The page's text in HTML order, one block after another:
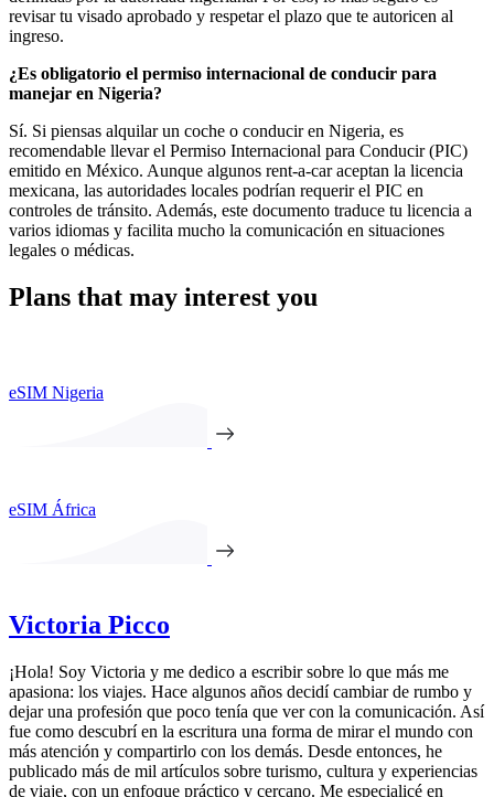
revisar tu visado aprobado y respetar el plazo que te autoricen al
ingreso.
¿Es obligatorio el permiso internacional de conducir para
manejar en Nigeria?
Sí. Si piensas alquilar un coche o conducir en Nigeria, es
recomendable llevar el Permiso Internacional para Conducir (PIC)
emitido en México. Aunque algunos rent-a-car aceptan la licencia
mexicana, las autoridades locales podrían requerir el PIC en
controles de tránsito. Además, este documento traduce tu licencia a
varios idiomas y facilita mucho la comunicación en situaciones
legales o médicas.
Plans that may interest you
eSIM Nigeria
eSIM África
Victoria Picco
¡Hola! Soy Victoria y me dedico a escribir sobre lo que más me
apasiona: los viajes. Hace algunos años decidí cambiar de rumbo y
dejar una profesión que poco tenía que ver con la comunicación. Así
fue como descubrí en la escritura una forma de mirar el mundo con
más atención y compartirlo con los demás. Desde entonces, he
publicado más de mil artículos sobre turismo, cultura y experiencias
de viaje, con un enfoque práctico y cercano. Me especialicé en